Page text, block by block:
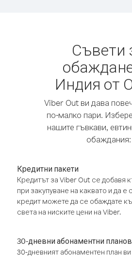
Съвети
Индия от
Viber Out ви дава
по-малко пари.
нашите гъвкави,
обаждания:
Кредитни пакети
Кредитът за Viber Out се добавя
при закупуване на каквато и да е
кредит можете да се обаждате
света на ниските цени на Viber.
30-дневни абонаментни
30-дневният абонаментен план